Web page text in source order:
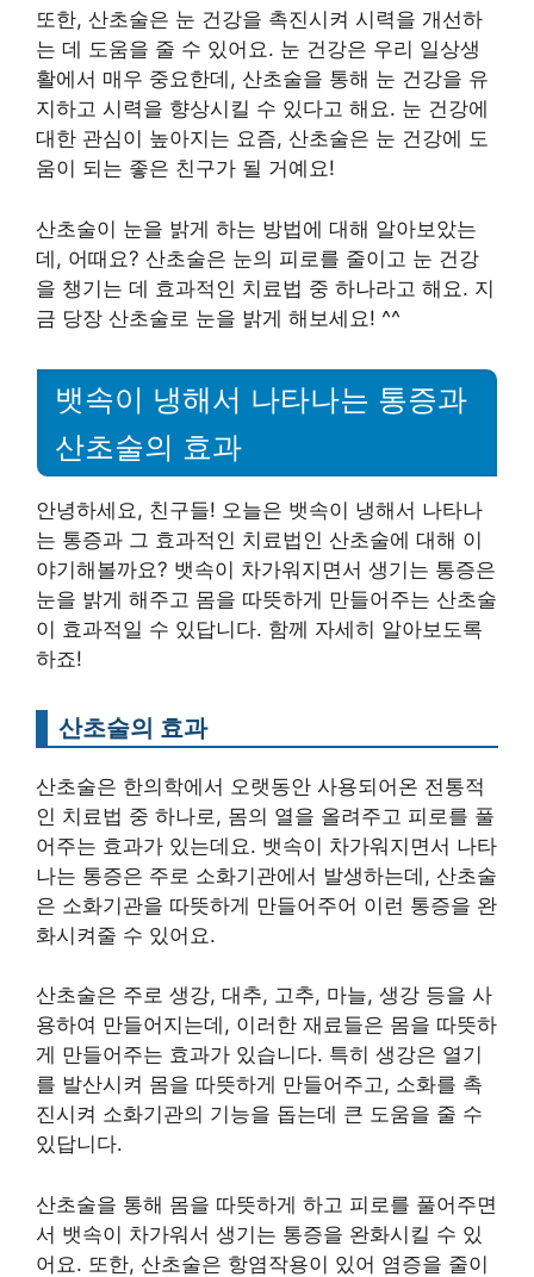
또한, 산초술은 눈 건강을 촉진시켜 시력을 개선하
는 데 도움을 줄 수 있어요. 눈 건강은 우리 일상생
활에서 매우 중요한데, 산초술을 통해 눈 건강을 유
지하고 시력을 향상시킬 수 있다고 해요. 눈 건강에
대한 관심이 높아지는 요즘, 산초술은 눈 건강에 도
움이 되는 좋은 친구가 될 거예요!
산초술이 눈을 밝게 하는 방법에 대해 알아보았는
데, 어때요? 산초술은 눈의 피로를 줄이고 눈 건강
을 챙기는 데 효과적인 치료법 중 하나라고 해요. 지
금 당장 산초술로 눈을 밝게 해보세요! ^^
뱃속이 냉해서 나타나는 통증과
산초술의 효과
안녕하세요, 친구들! 오늘은 뱃속이 냉해서 나타나
는 통증과 그 효과적인 치료법인 산초술에 대해 이
야기해볼까요? 뱃속이 차가워지면서 생기는 통증은
눈을 밝게 해주고 몸을 따뜻하게 만들어주는 산초술
이 효과적일 수 있답니다. 함께 자세히 알아보도록
하죠!
산초술의 효과
산초술은 한의학에서 오랫동안 사용되어온 전통적
인 치료법 중 하나로, 몸의 열을 올려주고 피로를 풀
어주는 효과가 있는데요. 뱃속이 차가워지면서 나타
나는 통증은 주로 소화기관에서 발생하는데, 산초술
은 소화기관을 따뜻하게 만들어주어 이런 통증을 완
화시켜줄 수 있어요.
산초술은 주로 생강, 대추, 고추, 마늘, 생강 등을 사
용하여 만들어지는데, 이러한 재료들은 몸을 따뜻하
게 만들어주는 효과가 있습니다. 특히 생강은 열기
를 발산시켜 몸을 따뜻하게 만들어주고, 소화를 촉
진시켜 소화기관의 기능을 돕는데 큰 도움을 줄 수
있답니다.
산초술을 통해 몸을 따뜻하게 하고 피로를 풀어주면
서 뱃속이 차가워서 생기는 통증을 완화시킬 수 있
어요. 또한, 산초술은 항염작용이 있어 염증을 줄이